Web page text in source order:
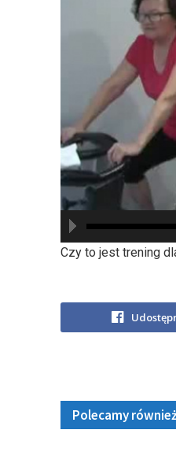
Czy to jest trening
Polecamy